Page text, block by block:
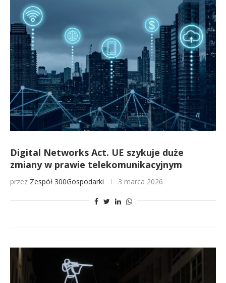
Digital Networks Act. UE szykuje duże
zmiany w prawie telekomunikacyjnym
przez Zespół 300Gospodarki 3 marca 2026